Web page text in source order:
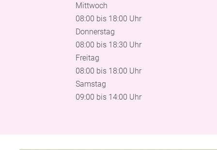
Mittwoch
08:00 bis 18:00 Uhr
Donnerstag
08:00 bis 18:30 Uhr
Freitag
08:00 bis 18:00 Uhr
Samstag
09:00 bis 14:00 Uhr